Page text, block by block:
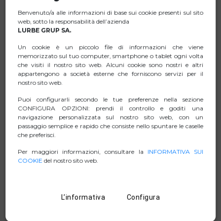
precedente/successivo, con la semplice pressione di un
pulsante.
Microfono integrato per rispondere e terminare le
chiamate senza estrarre lo smartphone dalla tasca
(funzione vivavoce).
Cavo da 120 cm di lunghezza che ti permette di muoverti
liberamente.
Connessione jack da 3,5 mm.
SCHEDA TECNICA
ZIP IMMAGINI
Benvenuto/a alle informazioni di base sui cookie presenti sul sito
web, sotto la responsabilità dell’azienda
LURBE GRUP SA.
Un cookie è un piccolo file di informazioni che viene
memorizzato sul tuo computer, smartphone o tablet ogni volta
che visiti il nostro sito web. Alcuni cookie sono nostri e altri
appartengono a società esterne che forniscono servizi per il
nostro sito web.
Puoi configurarli secondo le tue preferenze nella sezione
CONFIGURA OPZIONI: prendi il controllo e goditi una
navigazione personalizzata sul nostro sito web, con un
passaggio semplice e rapido che consiste nello spuntare le caselle
che preferisci.
Per maggiori informazioni, consultare la INFORMATIVA SUI
COOKIEdel nostro sito web.
L’informativa Configura